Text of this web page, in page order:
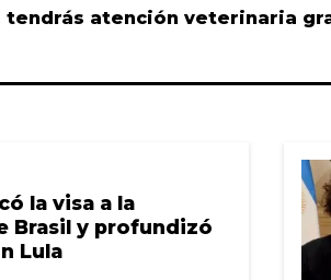
tendrás atención veterinaria
la visa a la
Brasil y profundizó
Lula